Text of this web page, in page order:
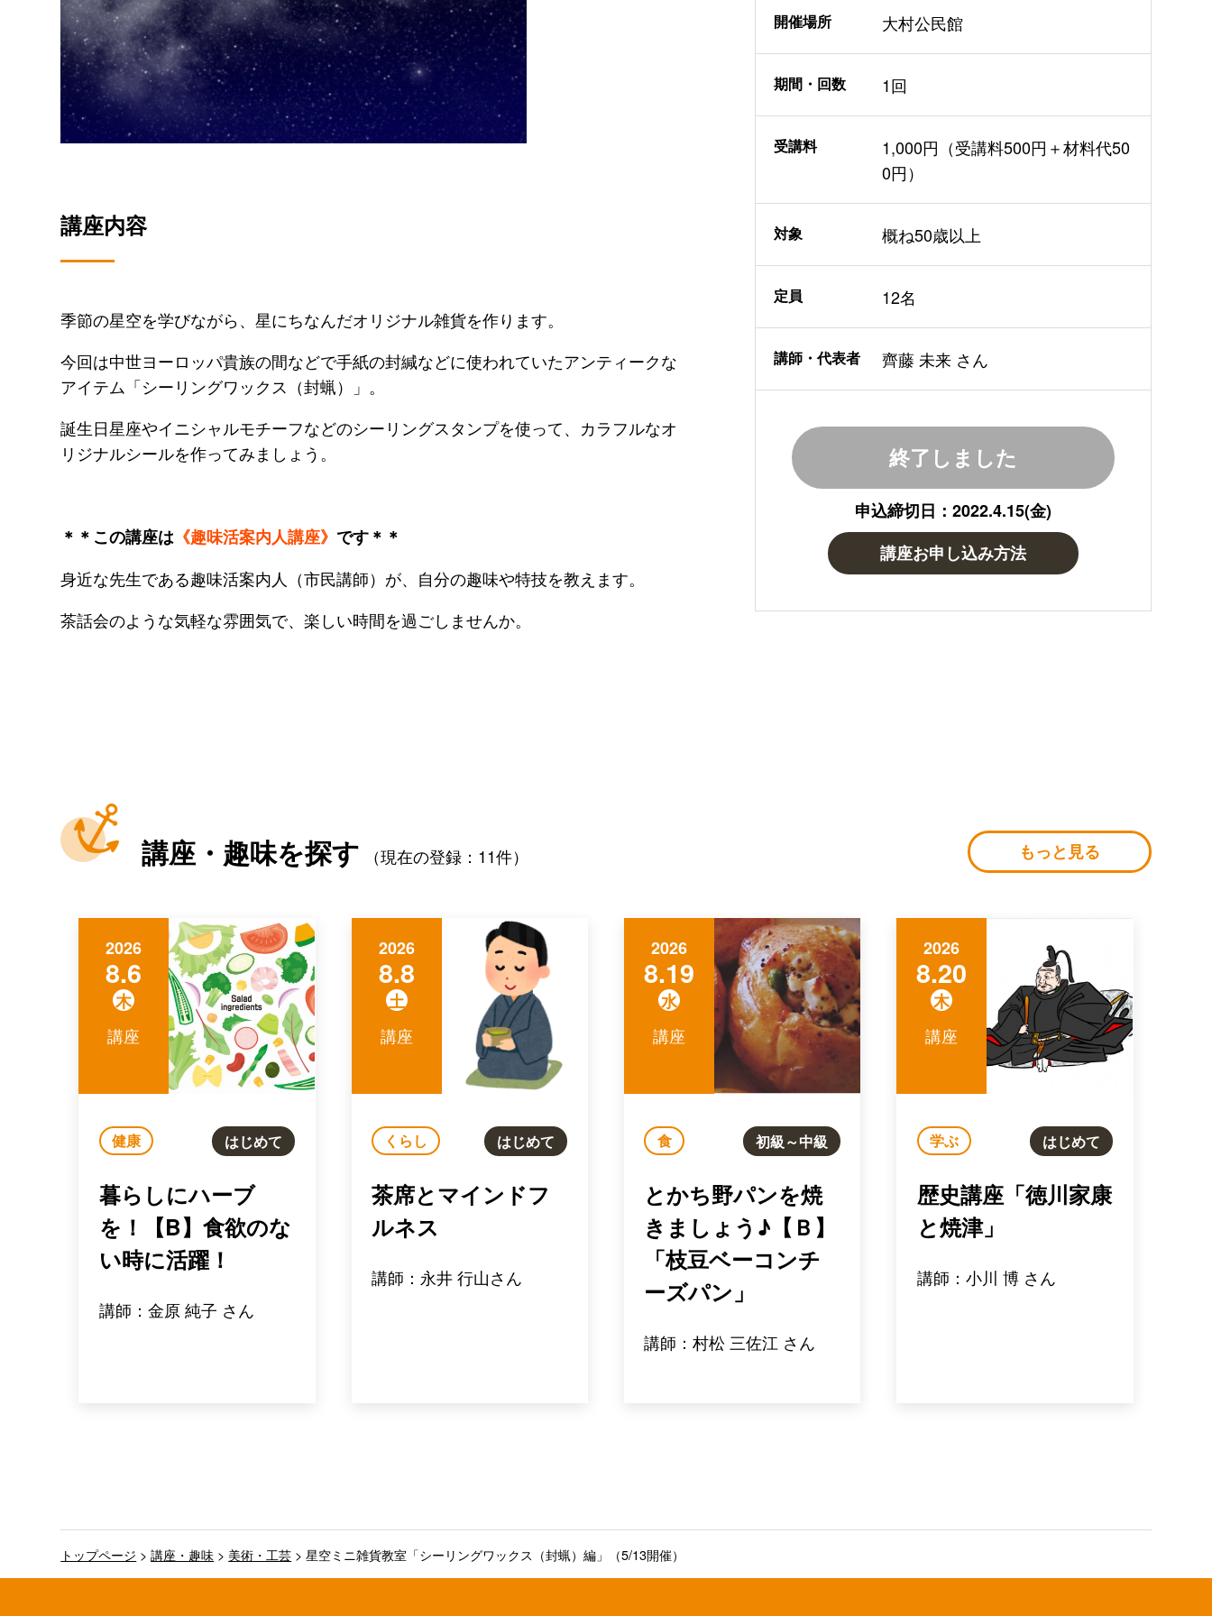
講座内容
季節の星空を学びながら、星にちなんだオリジナル雑貨を作ります。
今回は中世ヨーロッパ貴族の間などで手紙の封緘などに使われていたアンティークな
アイテム「シーリングワックス（封蝋）」。
誕生日星座やイニシャルモチーフなどのシーリングスタンプを使って、カラフルなオ
リジナルシールを作ってみましょう。
＊＊この講座は 《趣味活案内人講座》 です＊＊
身近な先生である趣味活案内人（市民講師）が、自分の趣味や特技を教えます。
茶話会のような気軽な雰囲気で、楽しい時間を過ごしませんか。
開催場所 大村公民館
期間・回数 1回
受講料
1,000円（受講料500円＋材料代50
0円）
対象 概ね50歳以上
定員 12名
講師・代表者 齊藤 未来 さん
終了しました
申込締切日：2022.4.15(金)
講座お申し込み方法
講座・趣味を探す （現在の登録：11件） もっと見る
2026
8.6
木
講座
健康 はじめて
暮らしにハーブ
を！【B】食欲のな
い時に活躍！
講師：金原 純子 さん
2026
8.8
土
講座
くらし はじめて
茶席とマインドフ
ルネス
講師：永井 行山さん
2026
8.19
水
講座
食 初級～中級
とかち野パンを焼
きましょう♪【Ｂ】
「枝豆ベーコンチ
ーズパン」
講師：村松 三佐江 さん
2026
8.20
木
講座
学ぶ はじめて
歴史講座「徳川家康
と焼津」
講師：小川 博 さん
トップページ >講座・趣味 > 美術・工芸 >星空ミニ雑貨教室「シーリングワックス（封蝋）編」（5/13開催）